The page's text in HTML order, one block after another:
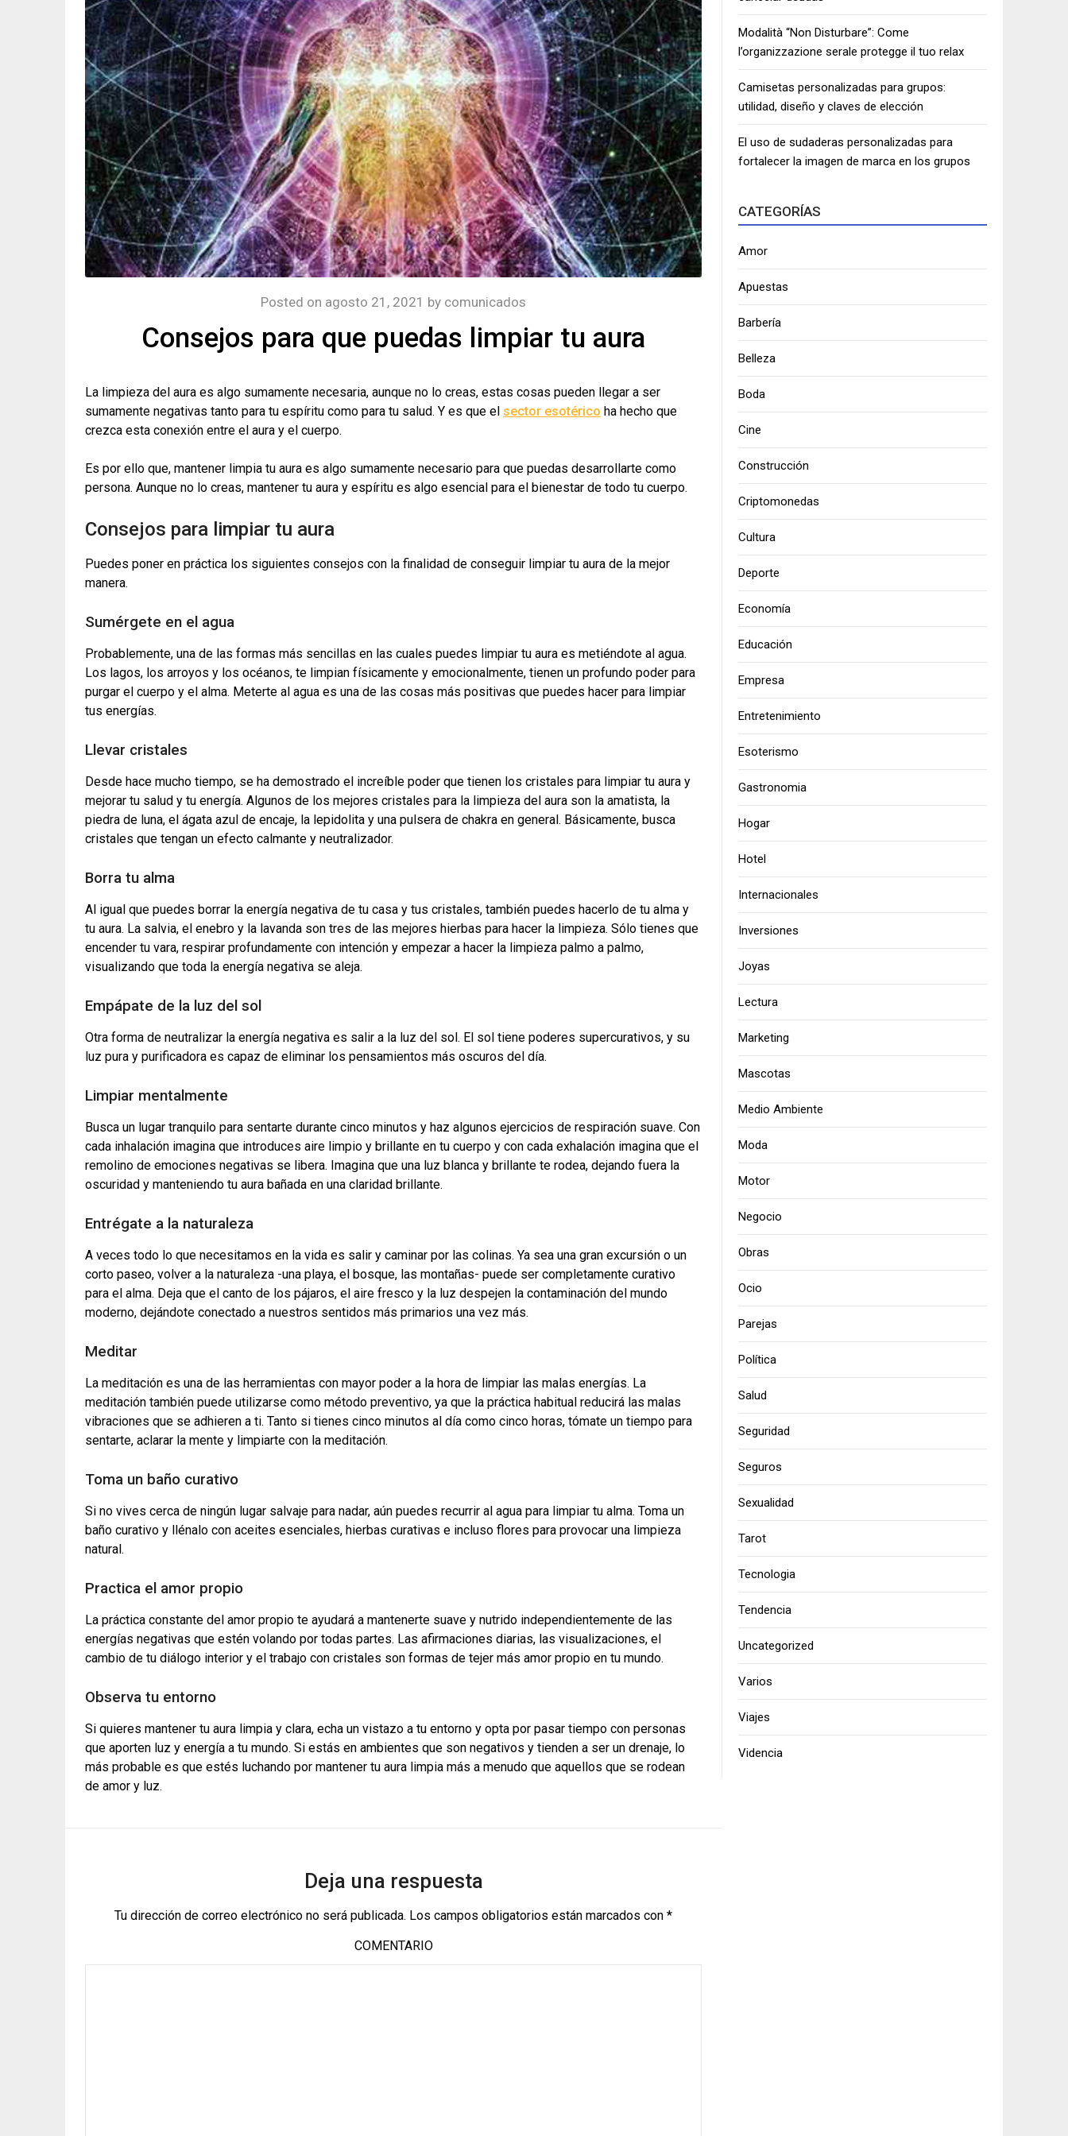
Consejos para que puedas limpiar tu aura
Posted on agosto 21, 2021 by comunicados
La limpieza del aura es algo sumamente necesaria, aunque no lo creas, estas cosas pueden llegar a ser
sumamente negativas tanto para tu espíritu como para tu salud. Y es que el sector esotérico ha hecho que
crezca esta conexión entre el aura y el cuerpo.
Es por ello que, mantener limpia tu aura es algo sumamente necesario para que puedas desarrollarte como
persona. Aunque no lo creas, mantener tu aura y espíritu es algo esencial para el bienestar de todo tu cuerpo.
Consejos para limpiar tu aura
Puedes poner en práctica los siguientes consejos con la finalidad de conseguir limpiar tu aura de la mejor
manera.
Sumérgete en el agua
Probablemente, una de las formas más sencillas en las cuales puedes limpiar tu aura es metiéndote al agua.
Los lagos, los arroyos y los océanos, te limpian físicamente y emocionalmente, tienen un profundo poder para
purgar el cuerpo y el alma. Meterte al agua es una de las cosas más positivas que puedes hacer para limpiar
tus energías.
Llevar cristales
Desde hace mucho tiempo, se ha demostrado el increíble poder que tienen los cristales para limpiar tu aura y
mejorar tu salud y tu energía. Algunos de los mejores cristales para la limpieza del aura son la amatista, la
piedra de luna, el ágata azul de encaje, la lepidolita y una pulsera de chakra en general. Básicamente, busca
cristales que tengan un efecto calmante y neutralizador.
Borra tu alma
Al igual que puedes borrar la energía negativa de tu casa y tus cristales, también puedes hacerlo de tu alma y
tu aura. La salvia, el enebro y la lavanda son tres de las mejores hierbas para hacer la limpieza. Sólo tienes que
encender tu vara, respirar profundamente con intención y empezar a hacer la limpieza palmo a palmo,
visualizando que toda la energía negativa se aleja.
Empápate de la luz del sol
Otra forma de neutralizar la energía negativa es salir a la luz del sol. El sol tiene poderes supercurativos, y su
luz pura y purificadora es capaz de eliminar los pensamientos más oscuros del día.
Limpiar mentalmente
Busca un lugar tranquilo para sentarte durante cinco minutos y haz algunos ejercicios de respiración suave. Con
cada inhalación imagina que introduces aire limpio y brillante en tu cuerpo y con cada exhalación imagina que el
remolino de emociones negativas se libera. Imagina que una luz blanca y brillante te rodea, dejando fuera la
oscuridad y manteniendo tu aura bañada en una claridad brillante.
Entrégate a la naturaleza
A veces todo lo que necesitamos en la vida es salir y caminar por las colinas. Ya sea una gran excursión o un
corto paseo, volver a la naturaleza -una playa, el bosque, las montañas- puede ser completamente curativo
para el alma. Deja que el canto de los pájaros, el aire fresco y la luz despejen la contaminación del mundo
moderno, dejándote conectado a nuestros sentidos más primarios una vez más.
Meditar
La meditación es una de las herramientas con mayor poder a la hora de limpiar las malas energías. La
meditación también puede utilizarse como método preventivo, ya que la práctica habitual reducirá las malas
vibraciones que se adhieren a ti. Tanto si tienes cinco minutos al día como cinco horas, tómate un tiempo para
sentarte, aclarar la mente y limpiarte con la meditación.
Toma un baño curativo
Si no vives cerca de ningún lugar salvaje para nadar, aún puedes recurrir al agua para limpiar tu alma. Toma un
baño curativo y llénalo con aceites esenciales, hierbas curativas e incluso flores para provocar una limpieza
natural.
Practica el amor propio
La práctica constante del amor propio te ayudará a mantenerte suave y nutrido independientemente de las
energías negativas que estén volando por todas partes. Las afirmaciones diarias, las visualizaciones, el
cambio de tu diálogo interior y el trabajo con cristales son formas de tejer más amor propio en tu mundo.
Observa tu entorno
Si quieres mantener tu aura limpia y clara, echa un vistazo a tu entorno y opta por pasar tiempo con personas
que aporten luz y energía a tu mundo. Si estás en ambientes que son negativos y tienden a ser un drenaje, lo
más probable es que estés luchando por mantener tu aura limpia más a menudo que aquellos que se rodean
de amor y luz.
Deja una respuesta
Tu dirección de correo electrónico no será publicada. Los campos obligatorios están marcados con *
COMENTARIO
Modalità “Non Disturbare”: Come
l’organizzazione serale protegge il tuo relax
Camisetas personalizadas para grupos:
utilidad, diseño y claves de elección
El uso de sudaderas personalizadas para
fortalecer la imagen de marca en los grupos
CATEGORÍAS
Amor
Apuestas
Barbería
Belleza
Boda
Cine
Construcción
Criptomonedas
Cultura
Deporte
Economía
Educación
Empresa
Entretenimiento
Esoterismo
Gastronomia
Hogar
Hotel
Internacionales
Inversiones
Joyas
Lectura
Marketing
Mascotas
Medio Ambiente
Moda
Motor
Negocio
Obras
Ocio
Parejas
Política
Salud
Seguridad
Seguros
Sexualidad
Tarot
Tecnologia
Tendencia
Uncategorized
Varios
Viajes
Videncia